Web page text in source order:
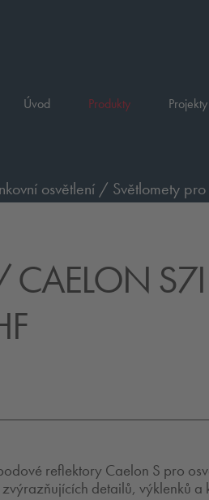
Úvod Produkty
osvětlení / Světlomety
CAELON
reflektory Caelon S pro
detailů, výklenků a